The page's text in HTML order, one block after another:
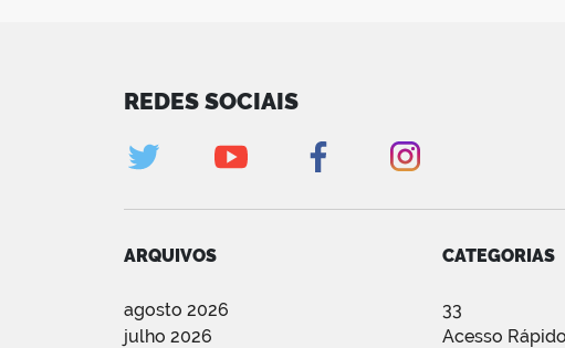
REDES SOCIAIS
ARQUIVOS
agosto 2026
julho 2026
CATEGORIAS
33
Acesso Rápido